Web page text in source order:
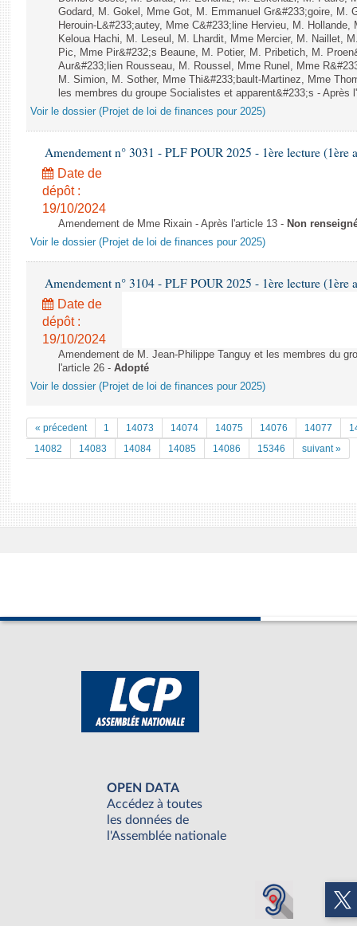
Godard, M. Gokel, Mme Got, M. Emmanuel Gr&#233;goire, M.
Herouin-L&#233;autey, Mme C&#233;line Hervieu, M.
Keloua Hachi, M. Leseul, M. Lhardit, Mme Mercier, M. Naillet,
Pic, Mme Pir&#232;s Beaune, M. Potier, M. Pribetich, M.
Aur&#233;lien Rousseau, M. Roussel, Mme Runel, Mme
M. Simion, M. Sother, Mme Thi&#233;bault-Martinez, Mme
les membres du groupe Socialistes et apparent&#233;s - Après
Voir le dossier (Projet de loi de finances pour 2025)
Amendement n° 3031 - PLF POUR 2025 - 1ère lecture (1ère
Date de
dépôt :
19/10/2024
Amendement de Mme Rixain - Après l'article 13 - Non
Voir le dossier (Projet de loi de finances pour 2025)
Amendement n° 3104 - PLF POUR 2025 - 1ère lecture (1ère
Date de
dépôt :
19/10/2024
Amendement de M. Jean-Philippe Tanguy et les membres du
l'article 26 - Adopté
Voir le dossier (Projet de loi de finances pour 2025)
« précedent 1 14073 14074 14075 14076 14077
14082
14083 14084 14085 14086 15346 suivant »
OPEN DATA
Accédez à toutes
les données de
l'Assemblée nationale